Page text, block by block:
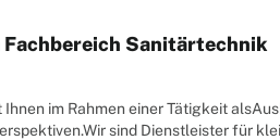
Sanitärtechnik
im Rahmen einer Tätigkeit
sind Dienstleister für